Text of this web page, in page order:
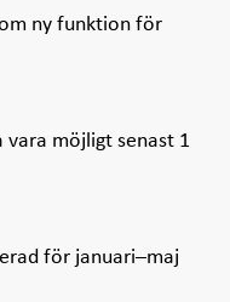
ny funktion för
möjligt senast 1
för januari–maj